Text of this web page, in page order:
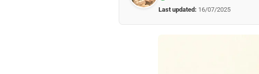
Last updated: 16/07/2025